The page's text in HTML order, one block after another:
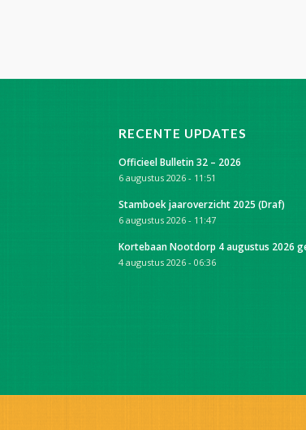
RECENTE UPDATES
Officieel Bulletin 32 – 2026
6 augustus 2026 - 11:51
Stamboek jaaroverzicht 2025 (Draf)
6 augustus 2026 - 11:47
Kortebaan Nootdorp 4 augustus 2026
4 augustus 2026 - 06:36